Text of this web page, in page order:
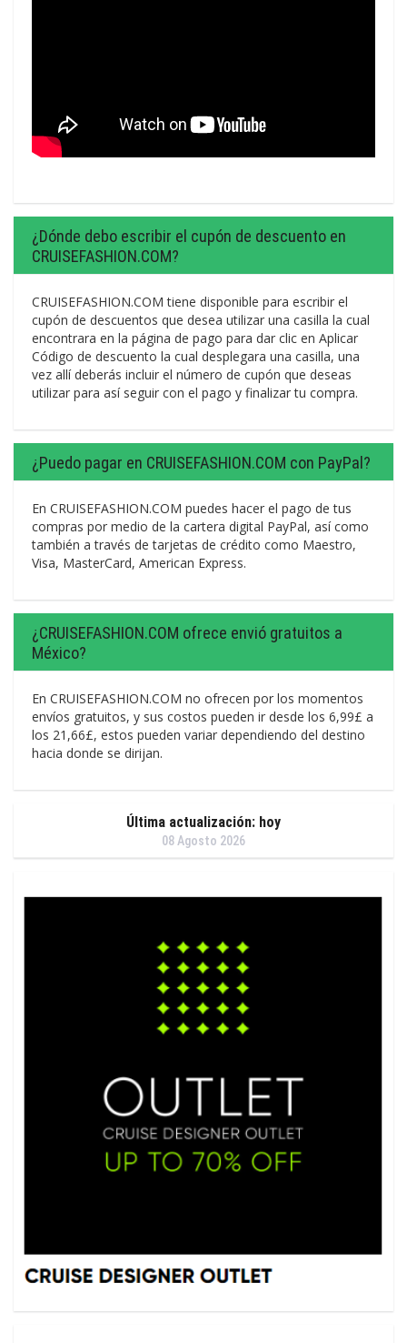
¿Dónde debo escribir el cupón de descuento en
CRUISEFASHION.COM?
CRUISEFASHION.COM tiene disponible para escribir el
cupón de descuentos que desea utilizar una casilla la cual
encontrara en la página de pago para dar clic en Aplicar
Código de descuento la cual desplegara una casilla, una
vez allí deberás incluir el número de cupón que deseas
utilizar para así seguir con el pago y finalizar tu compra.
¿Puedo pagar en CRUISEFASHION.COM con PayPal?
En CRUISEFASHION.COM puedes hacer el pago de tus
compras por medio de la cartera digital PayPal, así como
también a través de tarjetas de crédito como Maestro,
Visa, MasterCard, American Express.
¿CRUISEFASHION.COM ofrece envió gratuitos a
México?
En CRUISEFASHION.COM no ofrecen por los momentos
envíos gratuitos, y sus costos pueden ir desde los 6,99£ a
los 21,66£, estos pueden variar dependiendo del destino
hacia donde se dirijan.
Última actualización: hoy
08 Agosto 2026